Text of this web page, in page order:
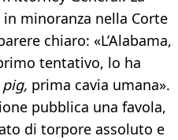
minoranza nella Corte
chiaro: «L’Alabama,
tentativo, lo ha
prima cavia umana».
pubblica una favola,
di torpore assoluto e